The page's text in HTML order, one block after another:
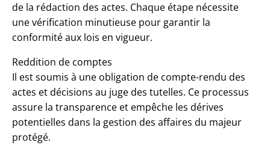
de la rédaction des actes. Chaque étape nécessite
une vérification minutieuse pour garantir la
conformité aux lois en vigueur.
Reddition de comptes
Il est soumis à une obligation de compte-rendu des
actes et décisions au juge des tutelles. Ce processus
assure la transparence et empêche les dérives
potentielles dans la gestion des affaires du majeur
protégé.